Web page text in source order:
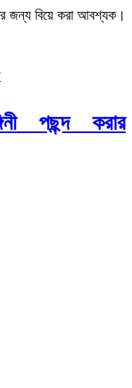
জন্য বিয়ে করা আবশ্যক।
পছন্দ করার